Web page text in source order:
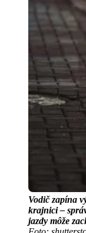
Vodič zapína
krajnici –
jazdy môže